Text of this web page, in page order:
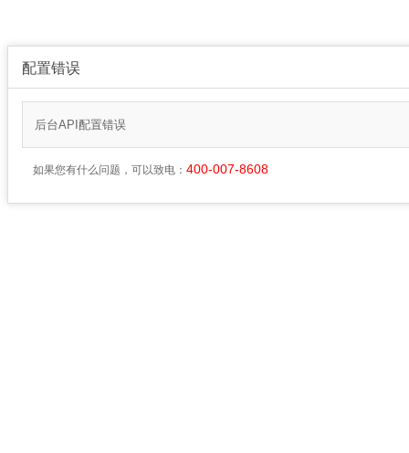
配置错误
后台API配置错误
如果您有什么问题，可以致电： 400-007-8608